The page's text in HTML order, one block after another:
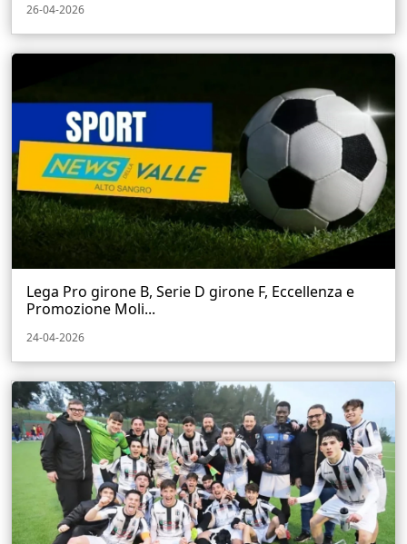
26-04-2026
Lega Pro girone B, Serie D girone F, Eccellenza e
Promozione Moli...
24-04-2026